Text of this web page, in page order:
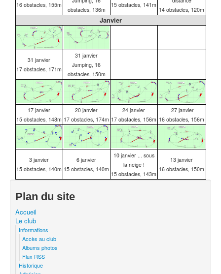
16 obstacles, 155m
obstacles, 136m
15 obstacles, 141m
14 obstacles, 120m
Janvier
31 janvier
17 obstacles, 171m
31 janvier
Jumping, 16
obstacles, 150m
17 janvier
15 obstacles, 148m
20 janvier
17 obstacles, 174m
24 janvier
17 obstacles, 156m
27 janvier
16 obstacles, 156m
3 janvier
15 obstacles, 140m
6 janvier
15 obstacles, 140m
10 janvier ... sous
la neige !
15 obstacles, 143m
13 janvier
16 obstacles, 150m
Plan du site
Accueil
Le club
Informations
Accès au club
Albums photos
Flux RSS
Historique